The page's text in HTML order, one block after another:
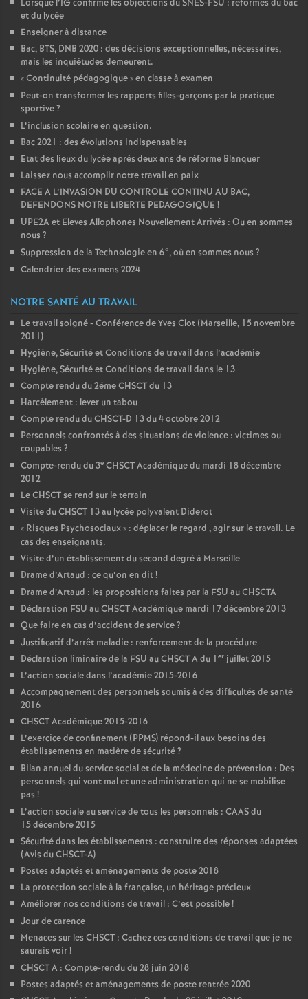
Lorsque l’IG confirme les objections du SNES-FSU : réformes du bac
et du lycée
Enseigner à distance
Bac, BTS, DNB 2020 : des décisions exceptionnelles, nécessaires,
mais les inquiétudes demeurent.
«Continuité pédagogique» en classe à examen
Peut-on transformer les rapports filles-garçons par la pratique
sportive?
L’inclusion scolaire en question.
Bac 2021 : des évolutions indispensables
Etat des lieux du lycée après deux ans de réforme Blanquer
Laissez nous accomplir notre travail en paix
FACE A L’INVASION DU CONTROLE CONTINU AU BAC,
DEFENDONS NOTRE LIBERTE PEDAGOGIQUE !
UPE2A et Eleves Allophones Nouvellement Arrivés : Ou en sommes
nous ?
Suppression de la Technologie en 6°, où en sommes nous ?
Calendrier des examens 2024
NOTRE SANTÉ AU TRAVAIL
Le travail soigné - Conférence de Yves Clot (Marseille, 15 novembre
2011)
Hygiène, Sécurité et Conditions de travail dans l’académie
Hygiène, Sécurité et Conditions de travail dans le 13
Compte rendu du 2éme CHSCT du 13
Harcèlement : lever un tabou
Compte rendu du CHSCT-D 13 du 4 octobre 2012
Personnels confrontés à des situations de violence : victimes ou
coupables ?
Compte-rendu du 3e CHSCT Académique du mardi 18 décembre
2012
Le CHSCT se rend sur le terrain
Visite du CHSCT 13 au lycée polyvalent Diderot
« Risques Psychosociaux» : déplacer le regard , agir sur le travail. Le
cas des enseignants.
Visite d’un établissement du second degré à Marseille
Drame d’Artaud : ce qu’on en dit!
Drame d’Artaud : les propositions faites par la FSU au CHSCTA
Déclaration FSU au CHSCT Académique mardi 17 décembre 2013
Que faire en cas d’accident de service?
Justificatif d’arrêt maladie : renforcement de la procédure
Déclaration liminaire de la FSU au CHSCT A du 1 er juillet 2015
L’action sociale dans l’académie 2015-2016
Accompagnement des personnels soumis à des difficultés de santé
2016
CHSCT Académique 2015-2016
L’exercice de confinement (PPMS) répond-il aux besoins des
établissements en matière de sécurité?
Bilan annuel du service social et de la médecine de prévention : Des
personnels qui vont mal et une administration qui ne se mobilise
pas !
L’action sociale au service de tous les personnels : CAAS du
15 décembre 2015
Sécurité dans les établissements : construire des réponses adaptées
(Avis du CHSCT-A)
Postes adaptés et aménagements de poste 2018
La protection sociale à la française, un héritage précieux
Améliorer nos conditions de travail : C’est possible!
Jour de carence
Menaces sur les CHSCT : Cachez ces conditions de travail que je ne
saurais voir!
CHSCT A : Compte-rendu du 28 juin 2018
Postes adaptés et aménagements de poste rentrée 2020